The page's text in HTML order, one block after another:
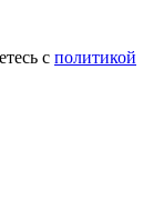
с политикой